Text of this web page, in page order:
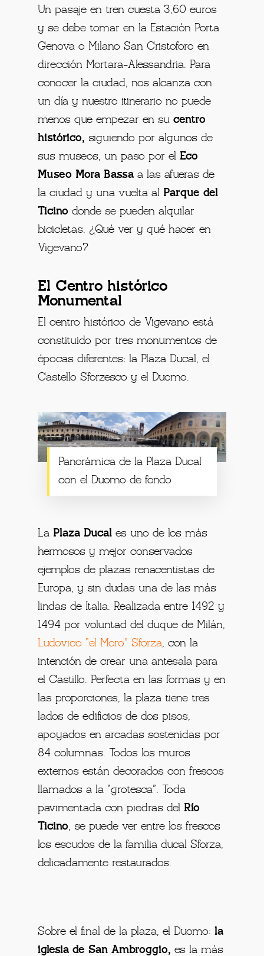
Un pasaje en tren cuesta 3,60 euros
y se debe tomar en la Estación Porta
Genova o Milano San Cristoforo en
dirección Mortara-Alessandria. Para
conocer la ciudad, nos alcanza con
un día y nuestro itinerario no puede
menos que empezar en sucentro
histórico, siguiendo por algunos de
sus museos, un paso por el Eco
Museo Mora Bassa a las afueras de
la ciudad y una vuelta al Parque del
Ticino donde se pueden alquilar
bicicletas. ¿Qué ver y qué hacer en
Vigevano?
El Centro histórico
Monumental
El centro histórico de Vigevano está
constituido por tres monumentos de
épocas diferentes: la Plaza Ducal, el
Castello Sforzesco y el Duomo.
Panorámica de la Plaza Ducal
con el Duomo de fondo
La Plaza Ducal es uno de los más
hermosos y mejor conservados
ejemplos de plazas renacentistas de
Europa, y sin dudas una de las más
lindas de Italia. Realizada entre 1492 y
1494 por voluntad del duque de Milán,
Ludovico “el Moro” Sforza, con la
intención de crear una antesala para
el Castillo. Perfecta en las formas y en
las proporciones, la plaza tiene tres
lados de edificios de dos pisos,
apoyados en arcadas sostenidas por
84 columnas. Todos los muros
externos están decorados con frescos
llamados a la “grotesca”. Toda
pavimentada con piedras del Río
Ticino, se puede ver entre los frescos
los escudos de la familia ducal Sforza,
delicadamente restaurados.
Sobre el final de la plaza, el Duomo:la
iglesia de San Ambroggio, es la más